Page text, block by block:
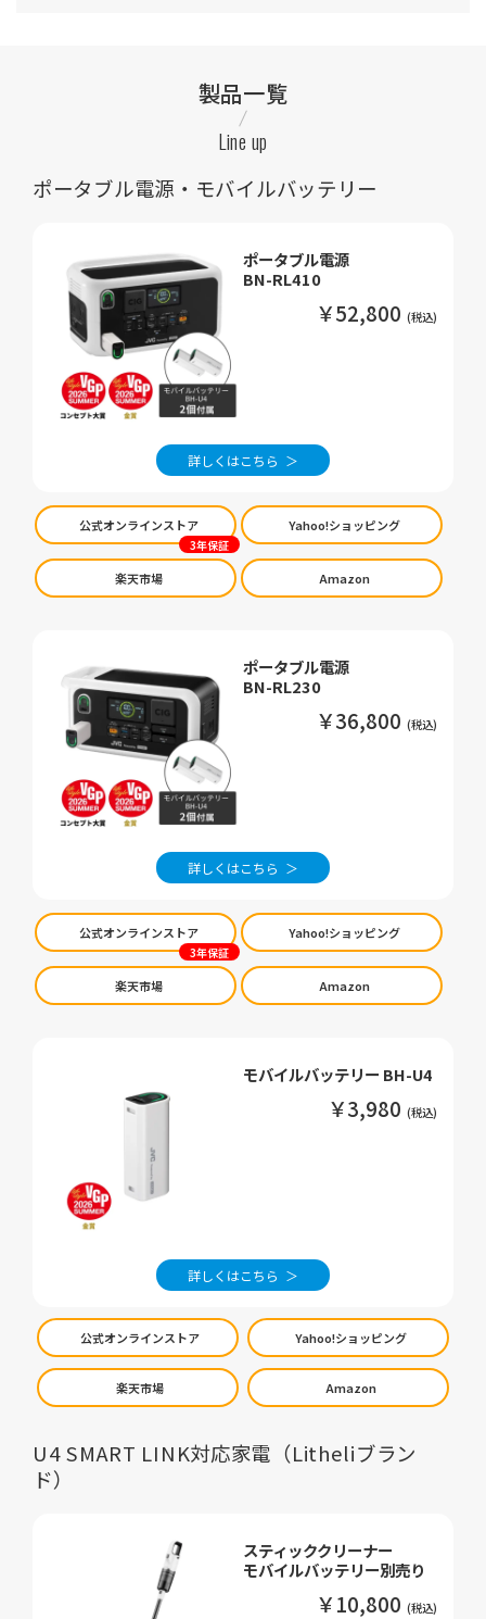
製品一覧
Line up
ポータブル電源・モバイルバッテリー
ポータブル電源
BN-RL410
￥52,800
詳しくはこちら
公式オンラインストア Yahoo!ショッピング
楽天市場 Amazon
ポータブル電源
BN-RL230
￥36,800
詳しくはこちら
公式オンラインストア Yahoo!ショッピング
楽天市場 Amazon
モバイルバッテリー BH-U4
￥3,980
詳しくはこちら
公式オンラインストア Yahoo!ショッピング
楽天市場 Amazon
U4 SMART LINK対応家電（Litheliブラン
ド）
スティッククリーナー
モバイルバッテリー別売り
￥10,800